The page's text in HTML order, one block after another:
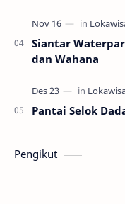
Siantar
dan Wahana
Pantai Selok
Pengikut